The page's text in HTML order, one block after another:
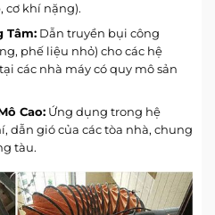
cơ khí nặng).
Tâm:Dẫn truyền bụi công
phế liệu nhỏ) cho các hệ
các nhà máy có quy mô sản
Cao:Ứng dụng trong hệ
dẫn gió của các tòa nhà, chung
tàu.